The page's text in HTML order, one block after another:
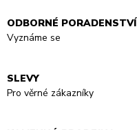
ODBORNÉ PORADENSTVÍ
Vyznáme se
SLEVY
Pro věrné zákazníky